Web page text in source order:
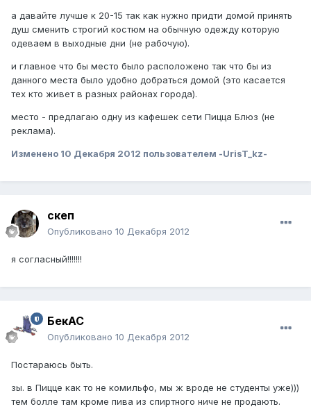
а давайте лучше к 20-15 так как нужно придти домой принять
душ сменить строгий костюм на обычную одежду которую
одеваем в выходные дни (не рабочую).
и главное что бы место было расположено так что бы из
данного места было удобно добраться домой (это касается
тех кто живет в разных районах города).
место - предлагаю одну из кафешек сети Пицца Блюз (не
реклама).
Изменено 10 Декабря 2012 пользователем -UrisT_kz-
скеп
Опубликовано 10 Декабря 2012
я согласный!!!!!!!
БекАС
Опубликовано 10 Декабря 2012
Постараюсь быть.
зы. в Пицце как то не комильфо, мы ж вроде не студенты уже)))
тем болле там кроме пива из спиртного ниче не продають.